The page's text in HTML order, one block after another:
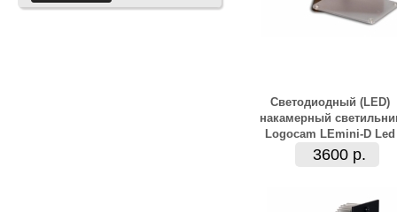
Светодиодный (LED)
накамерный
Logocam LEmini-D Led
3600 р.